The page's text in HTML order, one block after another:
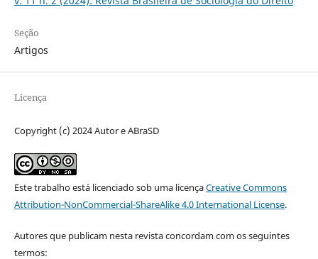
Seção
Artigos
Licença
Copyright (c) 2024 Autor e ABraSD
Este trabalho está licenciado sob uma licençaCreative Commons
Attribution-NonCommercial-ShareAlike 4.0 International License.
Autores que publicam nesta revista concordam com os seguintes
termos: